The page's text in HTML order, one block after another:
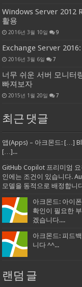
Windows Server 2012
활용
2016년 3월 10일 9
Exchange Server
2016년 3월 6일 7
너무 쉬운 서버 모니터
빠져보자
2015년 1월 20일 7
최근 댓글
앱(Apps) – 아크몬드: […]
[…]...
GitHub Copilot 프리미엄
인에는 조건이 있습니다.
모델을 동적으로 배정합니
아크몬드: 아이
확인이 필요한
겠습니다....
아크몬드: 피드
니다 ^^...
랜덤 글